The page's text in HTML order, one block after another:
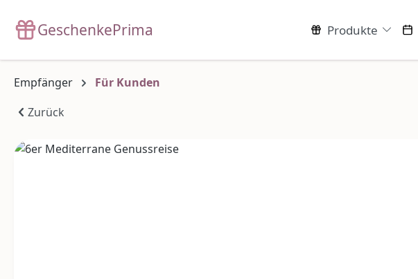
GeschenkePrima Produkte
Empfänger
Für Kunden
Zurück
Bildergalerie überspringen